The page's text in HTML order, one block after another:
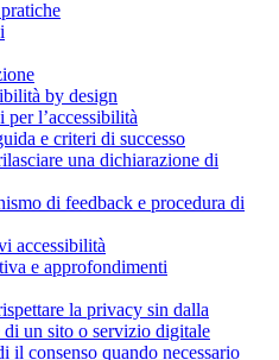
by design
per l’accessibilità
e criteri di successo
una dichiarazione di
di feedback e procedura di
accessibilità
e approfondimenti
la privacy sin dalla
di un sito o servizio digitale
il consenso quando necessario